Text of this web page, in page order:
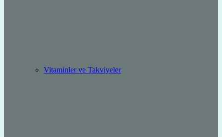
Vitaminler ve Takviyeler